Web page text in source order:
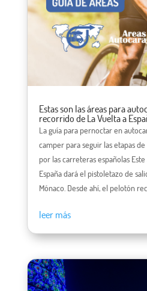
Estas son las áreas para
recorrido de La Vuelta a
La guía para pernoctar en
camper para seguir las etapas
por las carreteras españolas
España dará el pistoletazo de
Mónaco. Desde ahí, el pelotón
leer más